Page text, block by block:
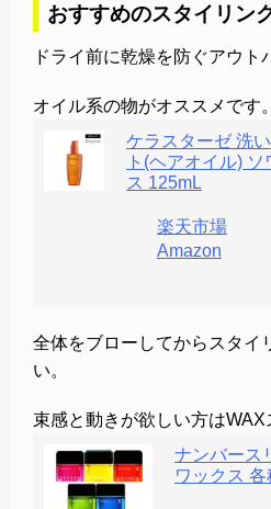
おすすめのスタイリン
ドライ前に乾燥を防ぐアウト
オイル系の物がオススメです。
ケラスターゼ 洗
ト(ヘアオイル)
ス 125mL
楽天市場
Amazon
全体をブローしてからスタイ
い。
束感と動きが欲しい方はWAX
ナンバース
ワックス 各